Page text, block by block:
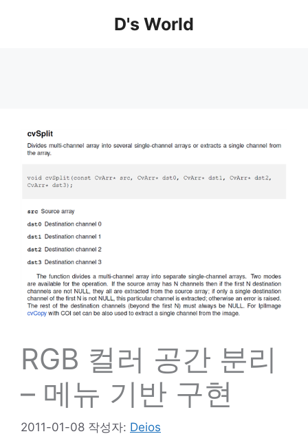
D's World
RGB 컬러 공간 분리
– 메뉴 기반 구현
2011-01-08 작성자: Deios